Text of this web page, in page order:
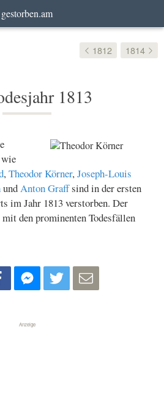
gestorben.am
1812 1814
1813
,Theodor Körner,Joseph-Louis
undAnton Graffsind in der ersten
im Jahr 1813 verstorben. Der
den prominenten Todesfällen